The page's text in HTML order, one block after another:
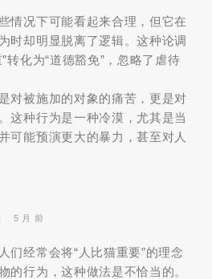
情况下可能看起来合理，但它在
时却明显脱离了逻辑。这种论调
转化为“道德豁免”，忽略了虐待
对被施加的对象的痛苦，更是对
这种行为是一种冷漠，尤其是当
可能预演更大的暴力，甚至对人
5 月 前
们经常会将“人比猫重要”的理念
的行为，这种做法是不恰当的。